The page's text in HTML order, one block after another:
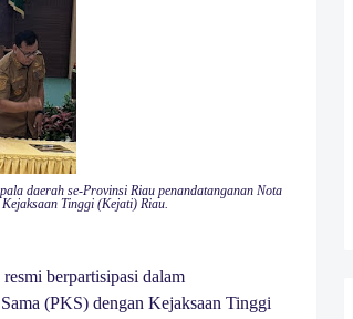
daerah se-Provinsi Riau penandatanganan Nota
Tinggi (Kejati) Riau.
berpartisipasi dalam
(PKS) dengan Kejaksaan Tinggi